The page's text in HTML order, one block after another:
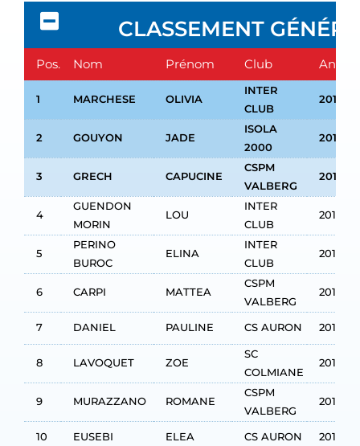
CLASSEMENT
Pos. Nom Prénom Club Année
1 MARCHESE OLIVIA
INTER
CLUB
2012
2 GOUYON JADE
ISOLA
2000
2012
3 GRECH CAPUCINE
CSPM
VALBERG
2012
4
GUENDON
MORIN
LOU
INTER
CLUB
2012
5
PERINO
BUROC
ELINA
INTER
CLUB
2013
6 CARPI MATTEA
CSPM
VALBERG
2012
7 DANIEL PAULINE CS AURON 2012
8 LAVOQUET ZOE
SC
COLMIANE
2012
9 MURAZZANO ROMANE
CSPM
VALBERG
2012
10 EUSEBI ELEA CS AURON 2013